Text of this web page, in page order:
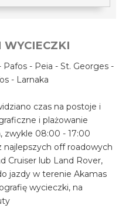
WYCIECZKI
Pafos - Peia - St. Georges -
- Larnaka
czas na postoje i
i plażowanie
zwykle 08:00 - 17:00
najlepszych off roadowych
Cruiser lub Land Rover,
jazdy w terenie Akamas
wycieczki, na